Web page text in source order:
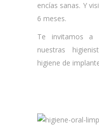
encías sanas. Y
6 meses.
Te invitamos a
nuestras
higiene de